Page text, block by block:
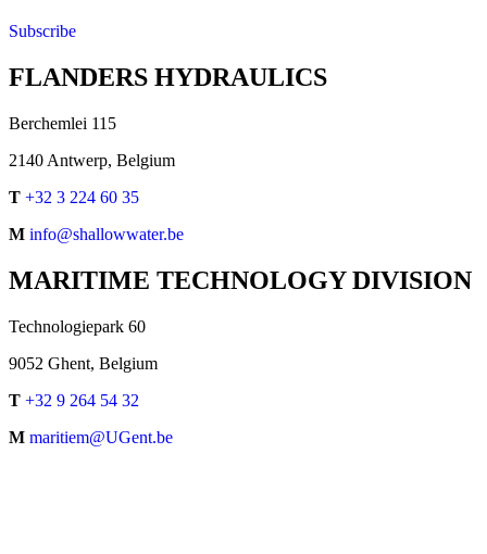
Subscribe
FLANDERS HYDRAULICS
Berchemlei 115
2140 Antwerp, Belgium
T +32 3 224 60 35
M info@shallowwater.be
MARITIME TECHNOLOGY DIVISION
Technologiepark 60
9052 Ghent, Belgium
T +32 9 264 54 32
M maritiem@UGent.be